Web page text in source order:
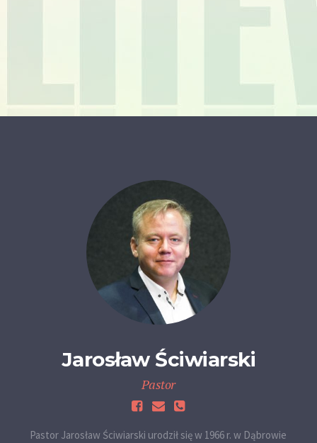
Jarosław Ściwiarski
Pastor
Pastor Jarosław Ściwiarski urodził się w 1966 r. w Dąbrowie